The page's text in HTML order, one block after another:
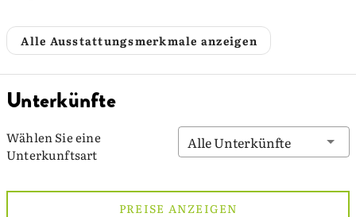
Alle Ausstattungsmerkmale anzeigen
Unterkünfte
Wählen Sie eine
Unterkunftsart
Alle Unterkünfte
PREISE ANZEIGEN